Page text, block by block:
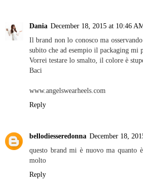
Dania December 18, 2015 at 10:46
Il brand non lo conosco ma
subito che ad esempio il packaging mi
Vorrei testare lo smalto, il colore è
Baci
www.angelswearheels.com
Reply
bellodiesseredonna December 18,
questo brand mi è nuovo ma quanto
molto
Reply